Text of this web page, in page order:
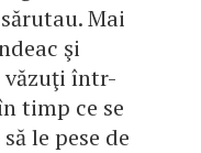
Mai
şi
văzuţi într-
timp ce se
le pese de